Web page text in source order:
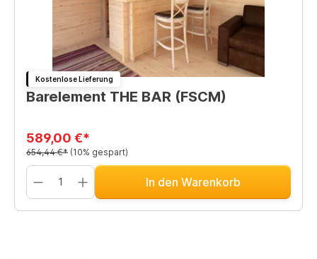
Kostenlose Lieferung
Barelement THE BAR (FSCM)
589,00 €*
654,44 €* (10% gespart)
In den Warenkorb